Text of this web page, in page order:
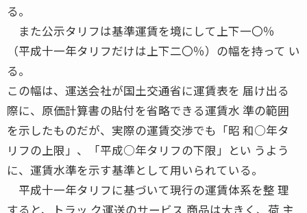
る。
また公示タリフは基準運賃を境にして上下一〇％
（平成十一年タリフだけは上下二〇％）の幅を持って い
る。
この幅は、運送会社が国土交通省に運賃表を 届け出る
際に、原価計算書の貼付を省略できる運賃水 準の範囲
を示したものだが、実際の運賃交渉でも「昭 和○年タ
リフの上限」、「平成○年タリフの下限」とい うよう
に、運賃水準を示す基準として用いられている。
平成十一年タリフに基づいて現行の運賃体系を整 理
すると、トラッ ク運送のサービス 商品は大きく、荷 主